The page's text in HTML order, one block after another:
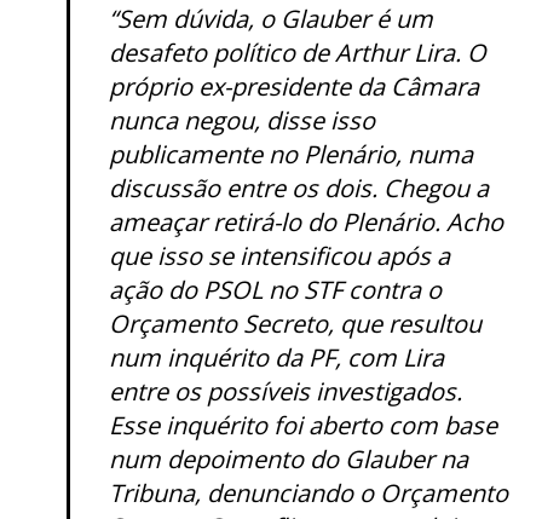
“Sem dúvida, o Glauber é um
desafeto político de Arthur Lira. O
próprio ex-presidente da Câmara
nunca negou, disse isso
publicamente no Plenário, numa
discussão entre os dois. Chegou a
ameaçar retirá-lo do Plenário. Acho
que isso se intensificou após a
ação do PSOL no STF contra o
Orçamento Secreto, que resultou
num inquérito da PF, com Lira
entre os possíveis investigados.
Esse inquérito foi aberto com base
num depoimento do Glauber na
Tribuna, denunciando o Orçamento